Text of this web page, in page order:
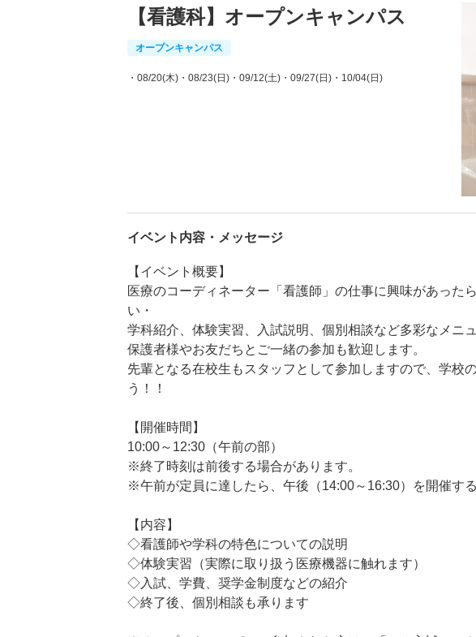
【看護科】オープンキャンパス
オープンキャンパス
・08/20(木) ・08/23(日) ・09/12(土) ・09/27(日) ・10/04(日)
イベント内容・メッセージ
【イベント概要】
医療のコーディネーター「看護師」の仕事に興味があった
い・
学科紹介、体験実習、入試説明、個別相談など多彩なメニ
保護者様やお友だちとご一緒の参加も歓迎します。
先輩となる在校生もスタッフとして参加しますので、学校
う！！
【開催時間】
10:00～12:30（午前の部）
※終了時刻は前後する場合があります。
※午前が定員に達したら、午後（14:00～16:30）を開催する
【内容】
◇看護師や学科の特色についての説明
◇体験実習（実際に取り扱う医療機器に触れます）
◇入試、学費、奨学金制度などの紹介
◇終了後、個別相談も承ります